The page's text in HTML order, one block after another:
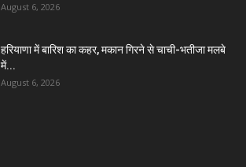
August 6, 2026
हरियाणा में बारिश का कहर, मकान गिरने से चाची-भतीजा मलबे
में...
August 6, 2026